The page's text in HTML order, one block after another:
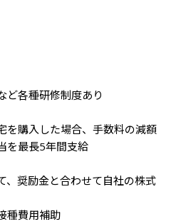
各種研修制度あり
購⼊した場合、手数料の減額
を最長5年間支給
奨励金と合わせて⾃社の株式
種費用補助